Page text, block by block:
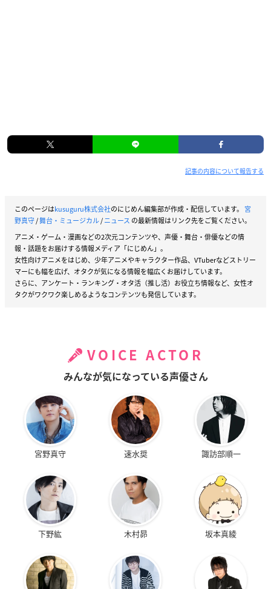
記事の内容について報告する
このページはkusuguru株式会社のにじめん編集部が作成・配信しています。 宮
野真守/舞台・ミュージカル/ニュース の最新情報はリンク先をご覧ください。
アニメ・ゲーム・漫画などの2次元コンテンツや、声優・舞台・俳優などの情
報・話題をお届けする情報メディア「にじめん」。
女性向けアニメをはじめ、少年アニメやキャラクター作品、VTuberなどストリー
マーにも幅を広げ、オタクが気になる情報を幅広くお届けしています。
さらに、アンケート・ランキング・オタ活（推し活）お役立ち情報など、女性オ
タクがワクワク楽しめるようなコンテンツも発信しています。
VOICE ACTOR
みんなが気になっている声優さん
宮野真守 速水奨 諏訪部順一
下野紘 木村昴 坂本真綾